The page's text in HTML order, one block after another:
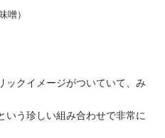
噌）
ックイメージがついていて、み
いう珍しい組み合わせで非常に